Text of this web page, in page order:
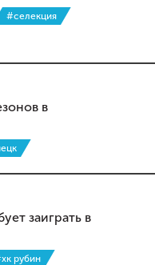
#селекция
в
заиграть в
рубин